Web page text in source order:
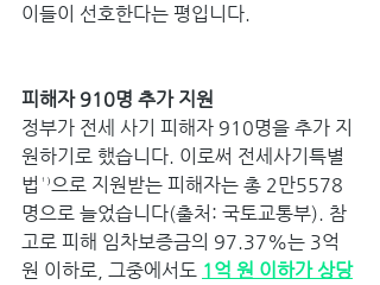
이들이 선호한다는 평입니다.
피해자 910명 추가 지원
정부가 전세 사기 피해자 910명을 추가 지
원하기로 했습니다. 이로써 전세사기특별
법¹⁾으로 지원받는 피해자는 총 2만5578
명으로 늘었습니다(출처: 국토교통부). 참
고로 피해 임차보증금의 97.37%는 3억
원 이하로, 그중에서도 1억 원 이하가 상당